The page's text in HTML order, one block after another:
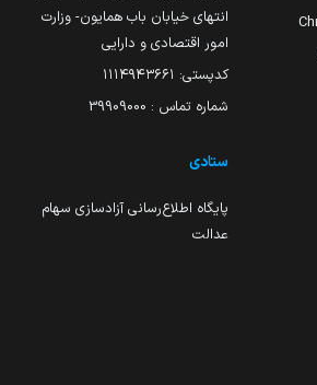
انتهای خیابان باب همایون- وزارت
امور اقتصادی و دارایی
کدپستی: ۱۱۱۴۹۴۳۶۶۱
شماره تماس : 39909000
ستادی
پایگاه اطلاع‌رسانی آزادسازی سهام
عدالت